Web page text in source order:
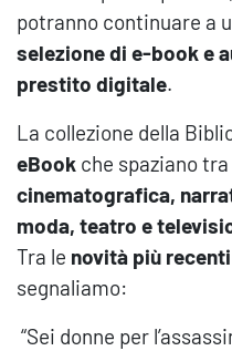
potranno continuare a
selezione di e-book e
prestito digitale.
La collezione della
eBook che spaziano tra
cinematografica,
moda, teatro e
Tra le novità più
segnaliamo:
“Sei donne per